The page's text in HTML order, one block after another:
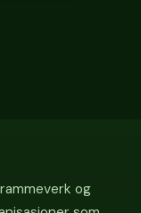
og